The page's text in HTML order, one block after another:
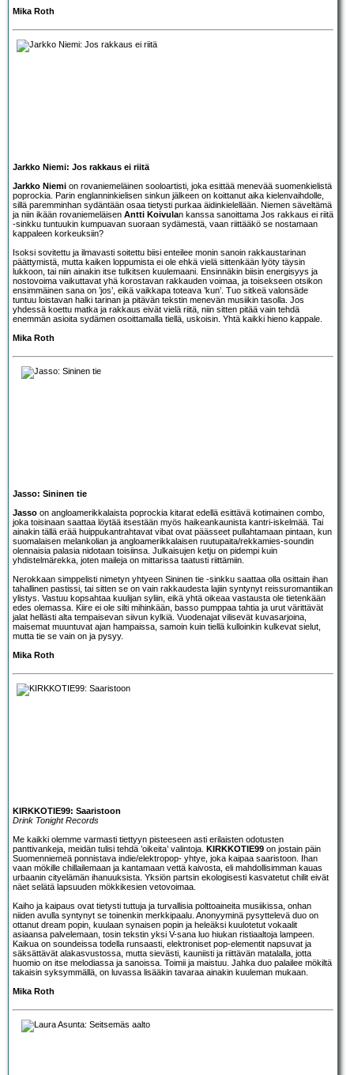
Mika Roth
Jarkko Niemi: Jos rakkaus ei riitä
Jarkko Niemi on rovaniemeläinen sooloartisti, joka esittää menevää suomenkielistä
poprockia. Parin englanninkielisen sinkun jälkeen on koittanut aika kielenvaihdolle,
sillä paremminhan sydäntään osaa tietysti purkaa äidinkielellään. Niemen säveltämä
ja niin ikään rovaniemeläisen Antti Koivulan kanssa sanoittama Jos rakkaus ei riitä
-sinkku tuntuukin kumpuavan suoraan sydämestä, vaan riittääkö se nostamaan
kappaleen korkeuksiin?
Isoksi sovitettu ja ilmavasti soitettu biisi enteilee monin sanoin rakkaustarinan
päättymistä, mutta kaiken loppumista ei ole ehkä vielä sittenkään lyöty täysin
lukkoon, tai niin ainakin itse tulkitsen kuulemaani. Ensinnäkin biisin energisyys ja
nostovoima vaikuttavat yhä korostavan rakkauden voimaa, ja toisekseen otsikon
ensimmäinen sana on ’jos’, eikä vaikkapa toteava ’kun’. Tuo sitkeä valonsäde
tuntuu loistavan halki tarinan ja pitävän tekstin menevän musiikin tasolla. Jos
yhdessä koettu matka ja rakkaus eivät vielä riitä, niin sitten pitää vain tehdä
enemmän asioita sydämen osoittamalla tiellä, uskoisin. Yhtä kaikki hieno kappale.
Mika Roth
Jasso: Sininen tie
Jasso on angloamerikkalaista poprockia kitarat edellä esittävä kotimainen combo,
joka toisinaan saattaa löytää itsestään myös haikeankaunista kantri-iskelmää. Tai
ainakin tällä erää huippukantrahtavat vibat ovat päässeet pullahtamaan pintaan, kun
suomalaisen melankolian ja angloamerikkalaisen ruutupaita/rekkamies-soundin
olennaisia palasia nidotaan toisiinsa. Julkaisujen ketju on pidempi kuin
yhdistelmärekka, joten maileja on mittarissa taatusti riittämiin.
Nerokkaan simppelisti nimetyn yhtyeen Sininen tie -sinkku saattaa olla osittain ihan
tahallinen pastissi, tai sitten se on vain rakkaudesta lajiin syntynyt reissuromantiikan
ylistys. Vastuu kopsahtaa kuulijan syliin, eikä yhtä oikeaa vastausta ole tietenkään
edes olemassa. Kiire ei ole silti mihinkään, basso pumppaa tahtia ja urut värittävät
jalat hellästi alta tempaisevan siivun kylkiä. Vuodenajat vilisevät kuvasarjoina,
maisemat muuntuvat ajan hampaissa, samoin kuin tiellä kulloinkin kulkevat sielut,
mutta tie se vain on ja pysyy.
Mika Roth
KIRKKOTIE99: Saaristoon
Drink Tonight Records
Me kaikki olemme varmasti tiettyyn pisteeseen asti erilaisten odotusten
panttivankeja, meidän tulisi tehdä ’oikeita’ valintoja. KIRKKOTIE99 on jostain päin
Suomenniemeä ponnistava indie/elektropop- yhtye, joka kaipaa saaristoon. Ihan
vaan mökille chillailemaan ja kantamaan vettä kaivosta, eli mahdollisimman kauas
urbaanin cityelämän ihanuuksista. Yksiön partsin ekologisesti kasvatetut chilit eivät
näet selätä lapsuuden mökkikesien vetovoimaa.
Kaiho ja kaipaus ovat tietysti tuttuja ja turvallisia polttoaineita musiikissa, onhan
niiden avulla syntynyt se toinenkin merkkipaalu. Anonyyminä pysyttelevä duo on
ottanut dream popin, kuulaan synaisen popin ja heleäksi kuulotetut vokaalit
asiaansa palvelemaan, tosin tekstin yksi V-sana luo hiukan ristiaaltoja lampeen.
Kaikua on soundeissa todella runsaasti, elektroniset pop-elementit napsuvat ja
säksättävät alakasvustossa, mutta sievästi, kauniisti ja riittävän matalalla, jotta
huomio on itse melodiassa ja sanoissa. Toimii ja maistuu. Jahka duo palailee mökiltä
takaisin syksymmällä, on luvassa lisääkin tavaraa ainakin kuuleman mukaan.
Mika Roth